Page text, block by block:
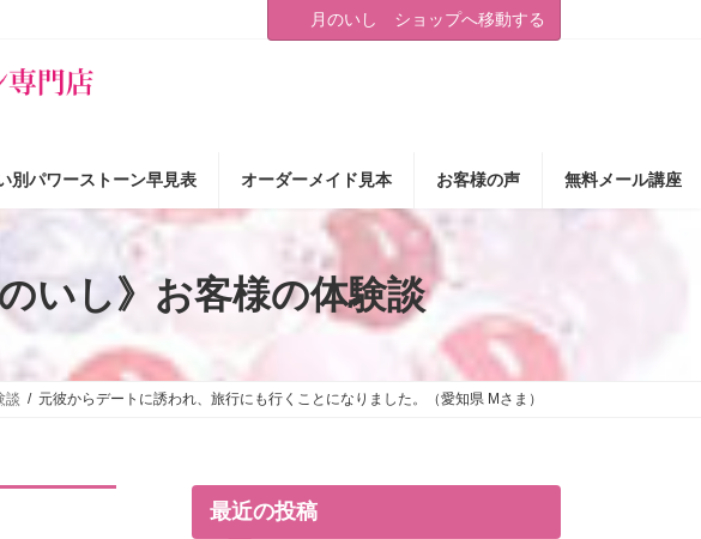
月のいし ショップへ移動する
別パワーストーン早見表 オーダーメイド見本 お客様の声 無料メール講座
いし》お客様の体験談
談 元彼からデートに誘われ、旅行にも行くことになりました。（愛知県 Mさま）
最近の投稿